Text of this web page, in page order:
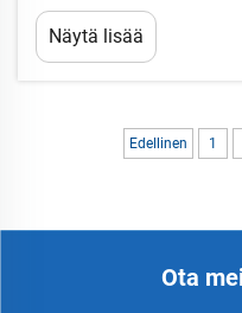
dynaamisia
luokkahuoneissa.
työkalut ja resurssit
pidemmälle kuin
Näytä lisää
Edellinen 1
Ota